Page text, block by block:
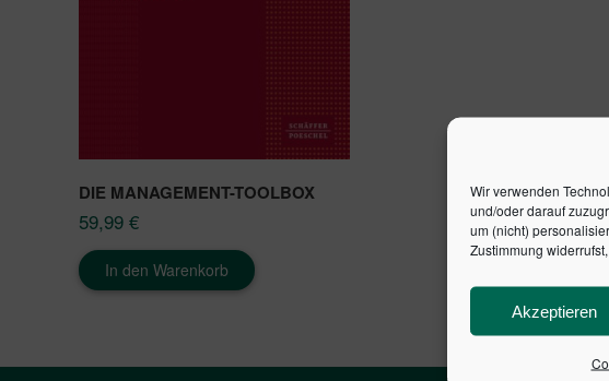
Wir verwenden
und/oder darauf
um (nicht)
Zustimmung
Akzeptieren
DIE MANAGEMENT-TOOLBOX
59,99 €
In den Warenkorb